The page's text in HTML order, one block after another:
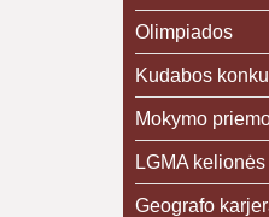
Olimpiados
Kudabos
Mokymo
LGMA kelionės
Geografo